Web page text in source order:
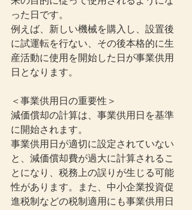
った日です。
例えば、新しい機械を購入し、設置後
に試運転を行ない、その後本格的に生
産活動に使用を開始した日が事業供用
日となります。
＜事業供用日の重要性＞
減価償却の計算は、事業供用日を基準
に開始されます。
事業供用日が適切に設定されていない
と、減価償却費が過大に計算されるこ
とになり、税務上の誤りが生じる可能
性があります。また、中小企業投資促
進税制などの税制適用にも事業供用日